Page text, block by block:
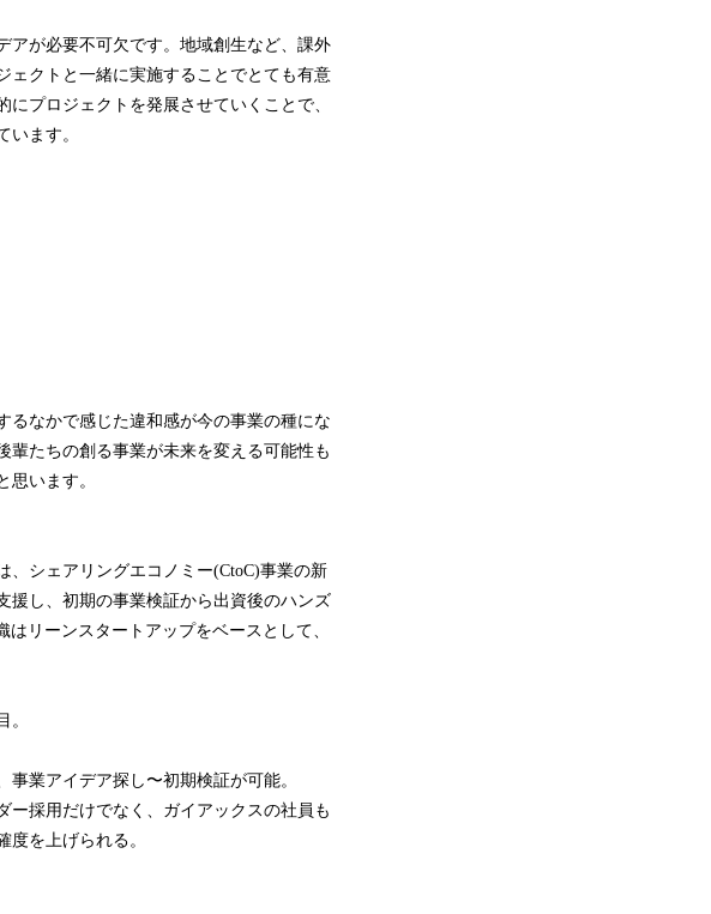
アが必要不可欠です。地域創生など、課外
ェクトと一緒に実施することでとても有意
プロジェクトを発展させていくことで、
います。
るなかで感じた違和感が今の事業の種にな
輩たちの創る事業が未来を変える可能性も
います。
、シェアリングエコノミー(CtoC)事業の新
援し、初期の事業検証から出資後のハンズ
リーンスタートアップをベースとして、
。
業アイデア探し〜初期検証が可能。
ー採用だけでなく、ガイアックスの社員も
を上げられる。